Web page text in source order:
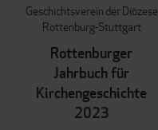
Geschichtsverein der Diözese
Rottenburg-Stuttgart
Rottenburger
Jahrbuch für
Kirchengeschichte
2023